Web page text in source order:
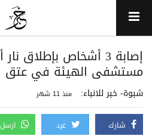
إصابة 3 أشخاص بإطلاق
مستشفى الهيئة في عتق
شبوة- خبر للانباء: منذ 11 شهر
شارك غرد ارسل